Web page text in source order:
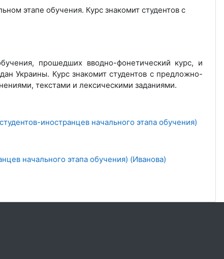
этапе обучения. Курс знакомит студентов с
прошедших вводно-фонетический курс, и
Украины. Курс знакомит студентов с предложно-
текстами и лексическими заданиями.
иностранцев начального этапа обучения)
начального этапа обучения) (Иванова)